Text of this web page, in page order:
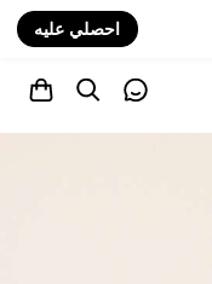
احصلي عليه